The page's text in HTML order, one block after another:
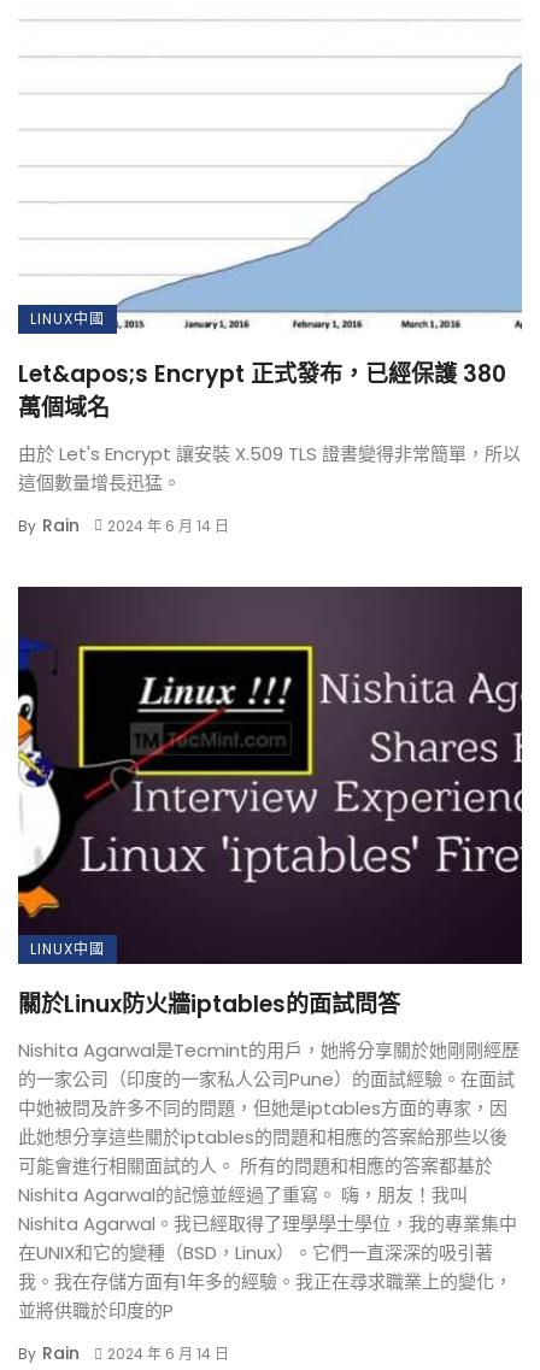
LINUX中國
Let&apos;s Encrypt 正式發布，已經保護 380
萬個域名
由於 Let's Encrypt 讓安裝 X.509 TLS 證書變得非常簡單，所以
這個數量增長迅猛。
By Rain 2024 年 6 月 14 日
LINUX中國
關於Linux防火牆iptables的面試問答
Nishita Agarwal是Tecmint的用戶，她將分享關於她剛剛經歷
的一家公司（印度的一家私人公司Pune）的面試經驗。在面試
中她被問及許多不同的問題，但她是iptables方面的專家，因
此她想分享這些關於iptables的問題和相應的答案給那些以後
可能會進行相關面試的人。 所有的問題和相應的答案都基於
Nishita Agarwal的記憶並經過了重寫。 嗨，朋友！我叫
Nishita Agarwal。我已經取得了理學學士學位，我的專業集中
在UNIX和它的變種（BSD，Linux）。它們一直深深的吸引著
我。我在存儲方面有1年多的經驗。我正在尋求職業上的變化，
並將供職於印度的P
By Rain 2024 年 6 月 14 日